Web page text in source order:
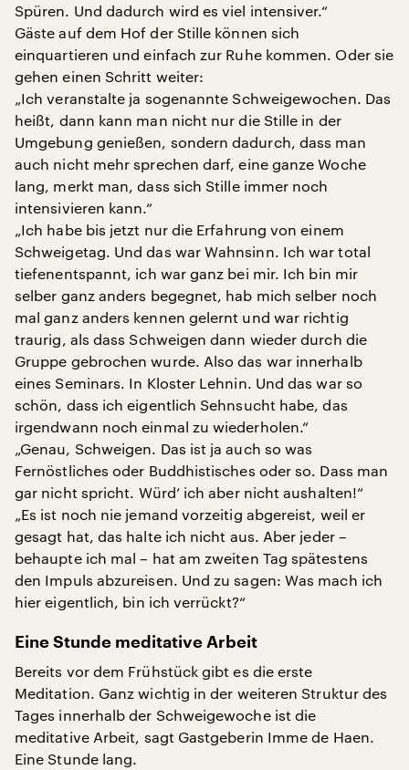
Spüren. Und dadurch wird es viel intensiver.“
Gäste auf dem Hof der Stille können sich
einquartieren und einfach zur Ruhe kommen. Oder sie
gehen einen Schritt weiter:
„Ich veranstalte ja sogenannte Schweigewochen. Das
heißt, dann kann man nicht nur die Stille in der
Umgebung genießen, sondern dadurch, dass man
auch nicht mehr sprechen darf, eine ganze Woche
lang, merkt man, dass sich Stille immer noch
intensivieren kann.“
„Ich habe bis jetzt nur die Erfahrung von einem
Schweigetag. Und das war Wahnsinn. Ich war total
tiefenentspannt, ich war ganz bei mir. Ich bin mir
selber ganz anders begegnet, hab mich selber noch
mal ganz anders kennen gelernt und war richtig
traurig, als dass Schweigen dann wieder durch die
Gruppe gebrochen wurde. Also das war innerhalb
eines Seminars. In Kloster Lehnin. Und das war so
schön, dass ich eigentlich Sehnsucht habe, das
irgendwann noch einmal zu wiederholen.“
„Genau, Schweigen. Das ist ja auch so was
Fernöstliches oder Buddhistisches oder so. Dass man
gar nicht spricht. Würd‘ ich aber nicht aushalten!“
„Es ist noch nie jemand vorzeitig abgereist, weil er
gesagt hat, das halte ich nicht aus. Aber jeder –
behaupte ich mal – hat am zweiten Tag spätestens
den Impuls abzureisen. Und zu sagen: Was mach ich
hier eigentlich, bin ich verrückt?“
Eine Stunde meditative Arbeit
Bereits vor dem Frühstück gibt es die erste
Meditation. Ganz wichtig in der weiteren Struktur des
Tages innerhalb der Schweigewoche ist die
meditative Arbeit, sagt Gastgeberin Imme de Haen.
Eine Stunde lang.